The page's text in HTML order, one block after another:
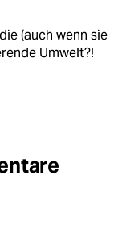
(auch wenn sie
Umwelt?!